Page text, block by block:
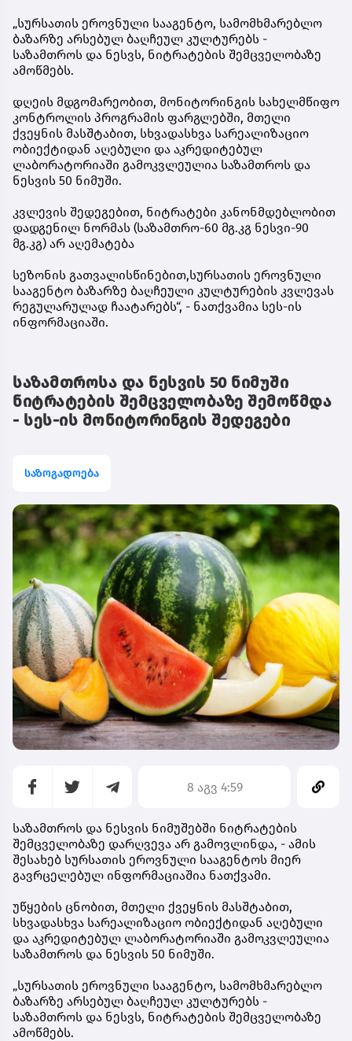
„სურსათის ეროვნული სააგენტო, სამომხმარებლო
ბაზარზე არსებულ ბაღჩეულ კულტურებს -
საზამთროს და ნესვს, ნიტრატების შემცველობაზე
ამოწმებს.
დღეის მდგომარეობით, მონიტორინგის სახელმწიფო
კონტროლის პროგრამის ფარგლებში, მთელი
ქვეყნის მასშტაბით, სხვადასხვა სარეალიზაციო
ობიექტიდან აღებული და აკრედიტებულ
ლაბორატორიაში გამოკვლეულია საზამთროს და
ნესვის 50 ნიმუში.
კვლევის შედეგებით, ნიტრატები კანონმდებლობით
დადგენილ ნორმას (საზამთრო-60 მგ.კგ ნესვი-90
მგ.კგ) არ აღემატება
სეზონის გათვალისწინებით,სურსათის ეროვნული
სააგენტო ბაზარზე ბაღჩეული კულტურების კვლევას
რეგულარულად ჩაატარებს“, - ნათქვამია სეს-ის
ინფორმაციაში.
საზამთროსა და ნესვის 50 ნიმუში
ნიტრატების შემცველობაზე შემოწმდა
- სეს-ის მონიტორინგის შედეგები
საზოგადოება
8 აგვ 4:59
საზამთროს და ნესვის ნიმუშებში ნიტრატების
შემცველობაზე დარღვევა არ გამოვლინდა, - ამის
შესახებ სურსათის ეროვნული სააგენტოს მიერ
გავრცელებულ ინფორმაციაშია ნათქვამი.
უწყების ცნობით, მთელი ქვეყნის მასშტაბით,
სხვადასხვა სარეალიზაციო ობიექტიდან აღებული
და აკრედიტებულ ლაბორატორიაში გამოკვლეულია
საზამთროს და ნესვის 50 ნიმუში.
„სურსათის ეროვნული სააგენტო, სამომხმარებლო
ბაზარზე არსებულ ბაღჩეულ კულტურებს -
საზამთროს და ნესვს, ნიტრატების შემცველობაზე
ამოწმებს.